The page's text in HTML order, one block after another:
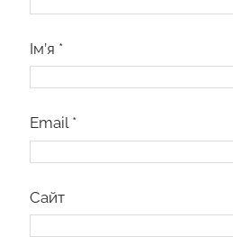
Ім’я *
Email *
Сайт